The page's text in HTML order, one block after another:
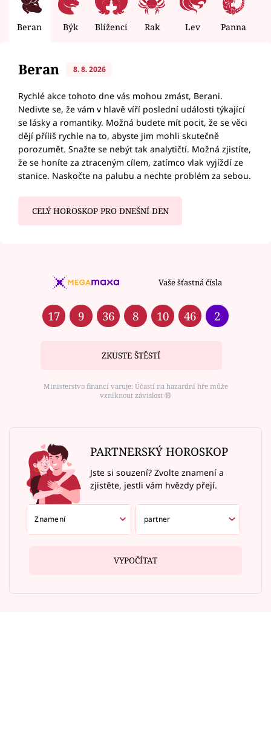
Beran Býk Blíženci Rak Lev Panna
Beran 8. 8. 2026
Rychlé akce tohoto dne vás mohou zmást, Berani.
Nedivte se, že vám v hlavě víří poslední události týkající
se lásky a romantiky. Možná budete mít pocit, že se věci
dějí příliš rychle na to, abyste jim mohli skutečně
porozumět. Snažte se nebýt tak analytičtí. Možná zjistíte,
že se honíte za ztraceným cílem, zatímco vlak vyjíždí ze
stanice. Naskočte na palubu a nechte problém za sebou.
CELÝ HOROSKOP PRO DNEŠNÍ DEN
Vaše šťastná čísla
17 9 36 8 10 46 2
ZKUSTE ŠTĚSTÍ
Ministerstvo financí varuje: Účastí na hazardní hře může
vzniknout závislost ⑱
PARTNERSKÝ HOROSKOP
Jste si souzení? Zvolte znamení a
zjistěte, jestli vám hvězdy přejí.
VYPOČÍTAT